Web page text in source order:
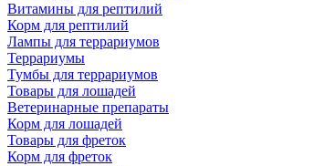
Витамины для рептилий
Корм для рептилий
Лампы для террариумов
Террариумы
Тумбы для террариумов
Товары для лошадей
Ветеринарные препараты
Корм для лошадей
Товары для фреток
Корм для фреток